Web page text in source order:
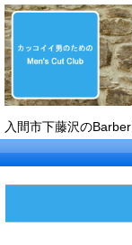
入間市下藤沢の